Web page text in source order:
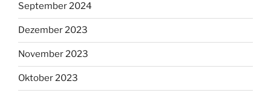
September 2024
Dezember 2023
November 2023
Oktober 2023